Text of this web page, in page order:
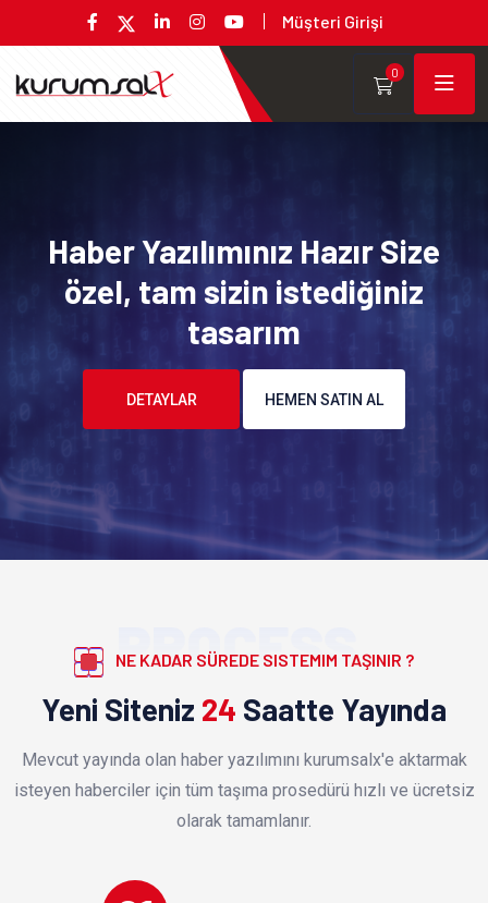
Müşteri Girişi
0
Haber Yazılımınız Hazır Size
özel, tam sizin istediğiniz
tasarım
DETAYLAR HEMEN SATIN AL
PROCESS
NE KADAR SÜREDE SISTEMIM TAŞINIR ?
Yeni Siteniz 24 Saatte Yayında
Mevcut yayında olan haber yazılımını kurumsalx'e aktarmak
isteyen haberciler için tüm taşıma prosedürü hızlı ve ücretsiz
olarak tamamlanır.